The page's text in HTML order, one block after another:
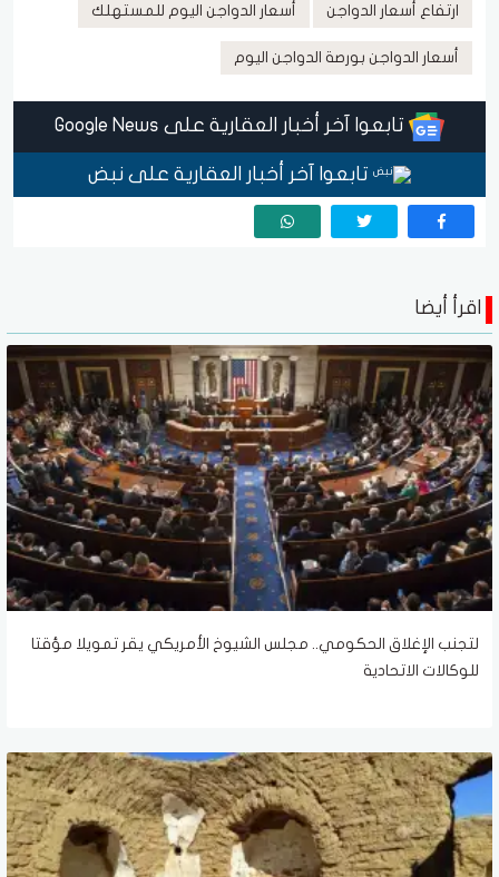
ارتفاع أسعار الدواجن أسعار الدواجن اليوم للمستهلك
أسعار الدواجن بورصة الدواجن اليوم
تابعوا آخر أخبار العقارية على Google News
تابعوا آخر أخبار العقارية على نبض
اقرأ أيضا
لتجنب الإغلاق الحكومي.. مجلس الشيوخ الأمريكي يقر تمويلا مؤقتا
للوكالات الاتحادية